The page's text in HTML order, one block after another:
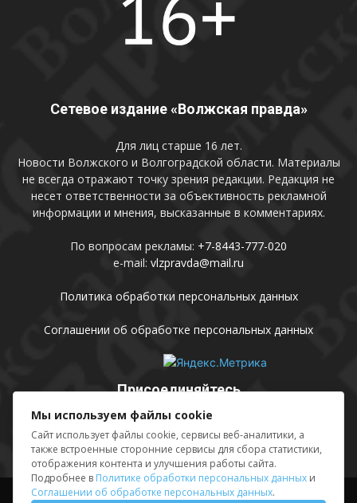
Сетевое издание «Волжская правда»
Для лиц старше 16 лет.
Новости Волжского и Волгоградской области. Материалы
не всегда отражают точку зрения редакции. Редакция не
несет ответственности за объективность рекламной
информации и мнения, высказанные в комментариях.
По вопросам рекламы: +7-8443-777-020
e-mail: vlzpravda@mail.ru
Политика обработки персональных данных
Соглашении об обработке персональных данных
Присоединяйтесь
Выходные данные Sing in
Мы используем файлы cookie
Сайт использует файлы cookie, сервисы веб-аналитики, а
также встроенные сторонние сервисы для сбора статистики,
отображения контента и улучшения работы сайта.
Подробнее в Политике обработки персональных данных и
Соглашении об обработке персональных данных.